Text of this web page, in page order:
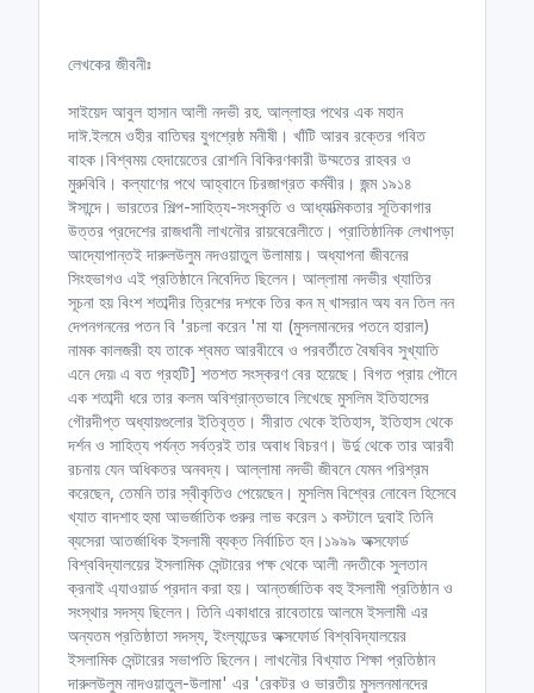
লেখকের জীবনীঃ
সাইয়েদ আবুল হাসান আলী নদভী রহ. আল্লাহর পথের এক মহান
দাঈ.ইলমে ওহীর বাতিঘর যুগশ্রেষ্ঠ মনীষী। খাঁটি আরব রক্তের গবিত
বাহক।বিশ্বময় হেদায়েতের রোশনি বিকিরণকারী উম্মতের রাহবর ও
মুরুবিবি। কল্যাণের পথে আহ্বানে চিরজাগ্রত কর্মবীর। জন্ম ১৯১৪
ঈসান্দে। ভারতের শিল্প-সাহিত্য-সংস্কৃতি ও আধ্যাত্মিকতার সূতিকাগার
উত্তর প্রদেশের রাজধানী লাখনৌর রায়বেরেলীতে। প্রাতিষ্ঠানিক লেখাপড়া
আদ্যোপান্তই দারুলউলুম নদওয়াতুল উলামায়। অধ্যাপনা জীবনের
সিংহভাগও এই প্রতিষ্ঠানে নিবেদিত ছিলেন। আল্লামা নদভীর খ্যাতির
সূচনা হয় বিংশ শতাব্দীর ত্রিশের দশকে তির কন ম্ খাসরান অয বন তিল নন
দেপনগননের পতন বি 'রচলা করেন 'মা যা (মুসলমানদের পতনে হারাল)
নামক কালজরী হয তাকে শ্বমত আরবীবেে ও পরবর্তীতে বৈষবিব সুখ্যাতি
এনে দেয়৷ এ বত গ্রহটি] শতশত সংস্করণ বের হয়েছে। বিগত প্রায় পৌনে
এক শতাব্দী ধরে তার কলম অবিশ্রান্তভাবে লিখেছে মুসলিম ইতিহাসের
গৌরদীপ্ত অধ্যায়গুলোর ইতিবৃত্ত। সীরাত থেকে ইতিহাস, ইতিহাস থেকে
দর্শন ও সাহিত্য পর্যন্ত সর্বত্রই তার অবাধ বিচরণ। উর্দু থেকে তার আরবী
রচনায় যেন অধিকতর অনবদ্য। আল্লামা নদভী জীবনে যেমন পরিশ্রম
করেছেন, তেমনি তার স্বীকৃতিও পেয়েছেন। মুসলিম বিশ্বের নোবেল হিসেবে
খ্যাত বাদশাহ হুমা আভর্জাতিক গুরুর লাভ করেল ১ কস্টালে দুবাই তিনি
ব্যসেরা আতর্জাধিক ইসলামী ব্যক্ত নির্বাচিত হন।১৯৯৯ অক্সফোর্ড
বিশ্ববিদ্যালয়ের ইসলামিক সেন্টারের পক্ষ থেকে আলী নদতীকে সুলতান
ক্রনাই এ্যাওয়ার্ড প্রদান করা হয়। আন্তর্জাতিক বহু ইসলামী প্রতিষ্ঠান ও
সংস্থার সদস্য ছিলেন। তিনি একাধারে রাবেতায়ে আলমে ইসলামী এর
অন্যতম প্রতিষ্ঠাতা সদস্য, ইংল্যান্ডের অক্সফোর্ড বিশ্ববিদ্যালয়ের
ইসলামিক সেন্টারের সভাপতি ছিলেন। লাখনৌর বিখ্যাত শিক্ষা প্রতিষ্ঠান
দারুলউলুম নাদওয়াতুল-উলামা' এর 'রেকটর ও ভারতীয় মুসলনমানদের